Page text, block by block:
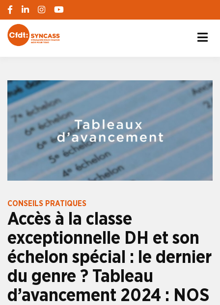
CONSEILS PRATIQUES
Accès à la classe
exceptionnelle DH et son
échelon spécial : le dernier
du genre ? Tableau
d’avancement 2024 : NOS